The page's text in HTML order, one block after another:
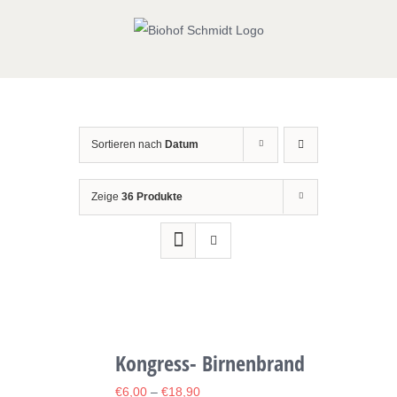
Sortieren nach Datum
Zeige 36 Produkte
Kongress- Birnenbrand
€6,00 –€18,90